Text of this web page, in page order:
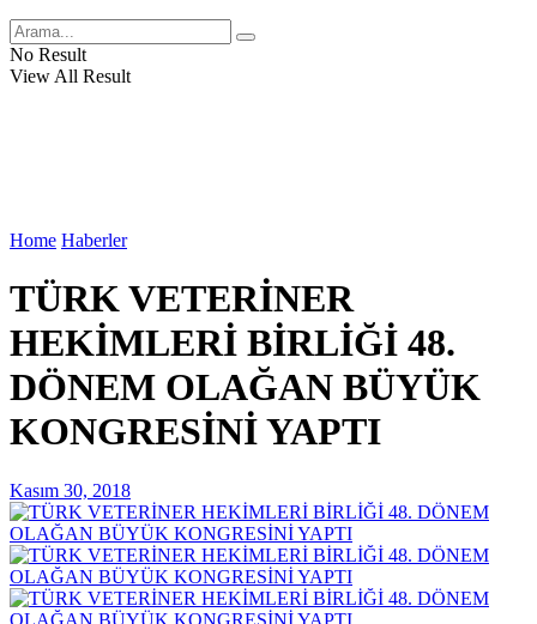
No Result
View All Result
Home Haberler
TÜRK VETERİNER
HEKİMLERİ BİRLİĞİ 48.
DÖNEM OLAĞAN BÜYÜK
KONGRESİNİ YAPTI
Kasım 30, 2018